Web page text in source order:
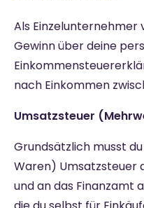
Als Einzelunternehmer
Gewinn über deine
nach Einkommen
Umsatzsteuer
Grundsätzlich musst
Waren) Umsatzsteuer
und an das Finanzamt